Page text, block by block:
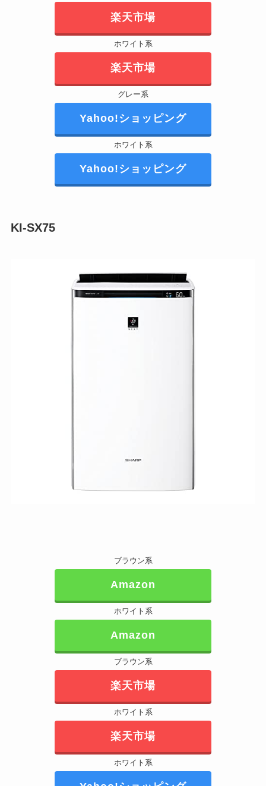
楽天市場
ホワイト系
楽天市場
グレー系
Yahoo!ショッピング
ホワイト系
Yahoo!ショッピング
KI-SX75
ブラウン系
Amazon
ホワイト系
Amazon
ブラウン系
楽天市場
ホワイト系
楽天市場
ホワイト系